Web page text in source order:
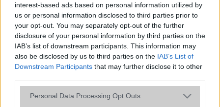
interest-based ads based on personal information utilized by
us or personal information disclosed to third parties prior to
your opt-out. You may separately opt-out of the further
disclosure of your personal information by third parties on the
IAB’s list of downstream participants. This information may
also be disclosed by us to third parties on the IAB’s List of
Downstream Participants that may further disclose it to other
Please note that this website/app uses one or more Google
Personal Data Processing Opt Outs
Office alkalmazások
DV = Document viewer (Word,
Excel, PowerPoint, PDF)
Iránytũ ecompass
Nincs
EGYÉB